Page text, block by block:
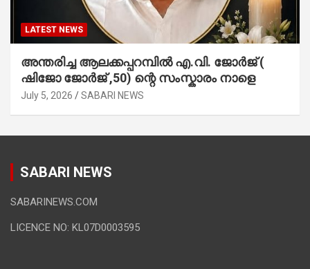
LATEST NEWS
അന്തരിച്ച ആ​ല​ക്ക​പ്പ​റമ്പിൽ​ എ.​വി. ജോ​ർ​ജ് (
ഷിജോ ജോർജ് ,50) ന്റെ സംസ്കാരം നാളെ
July 5, 2026 SABARI NEWS
SABARI NEWS
SABARINEWS.COM
LICENCE NO: KL07D0003595